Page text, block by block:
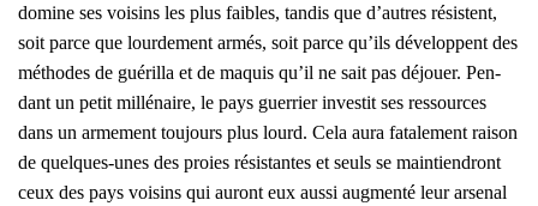
domine ses voi­sins les plus faibles, tan­dis que d’autres résistent,
soit parce que lour­de­ment armés, soit parce qu’ils déve­loppent des
méthodes de gué­rilla et de maquis qu’il ne sait pas déjouer. Pen­
dant un petit mil­lé­naire, le pays guer­rier inves­tit ses res­sources
dans un arme­ment tou­jours plus lourd. Cela aura fata­le­ment rai­son
de quelques-unes des proies résis­tantes et seuls se main­tien­dront
ceux des pays voi­sins qui auront eux aus­si aug­men­té leur arse­nal